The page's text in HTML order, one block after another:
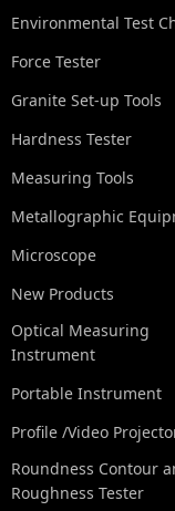
Environmental Test
Force Tester
Granite Set-up Tools
Hardness Tester
Measuring Tools
Metallographic
Microscope
New Products
Optical Measuring
Instrument
Portable Instrument
Profile /Video
Roundness Contour
Roughness Tester